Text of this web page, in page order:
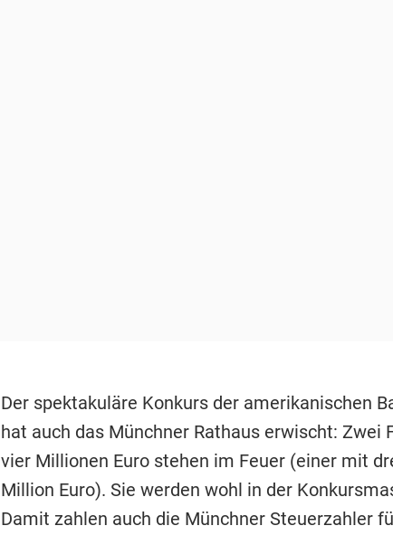
Der spektakuläre Konkurs der amerikanischen
hat auch das Münchner Rathaus erwischt: Zwei
vier Millionen Euro stehen im Feuer (einer mit
Million Euro). Sie werden wohl in der
Damit zahlen auch die Münchner Steuerzahler